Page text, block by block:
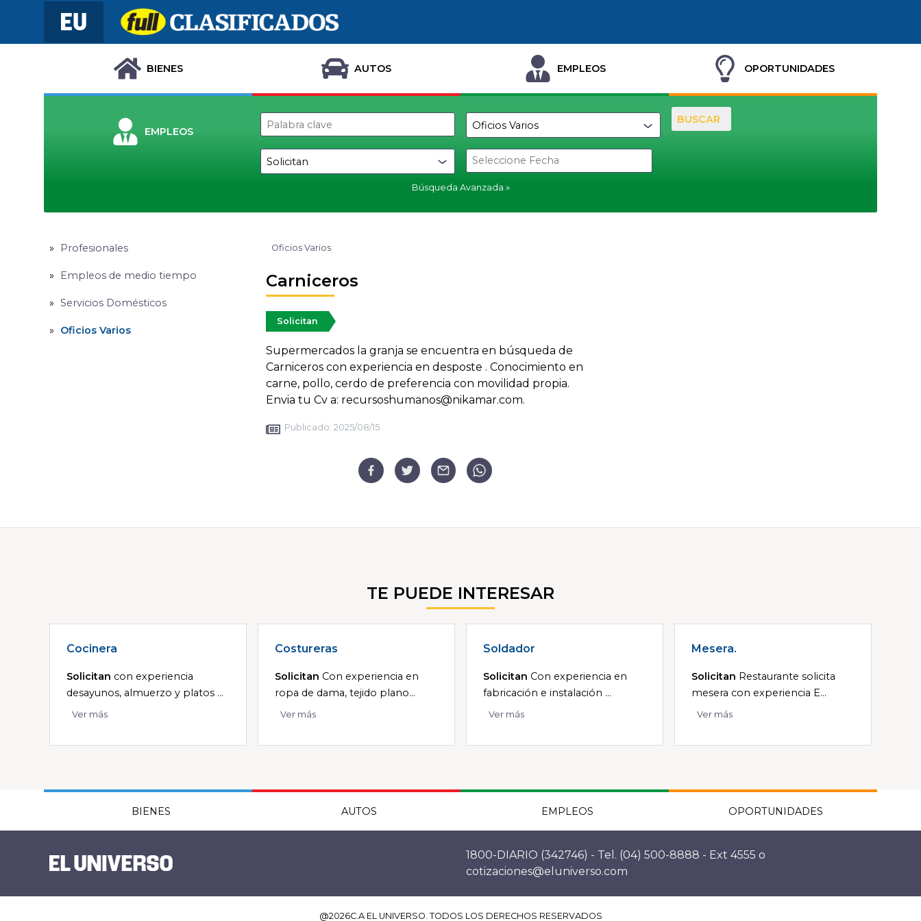
BIENES AUTOS EMPLEOS OPORTUNIDADES
EMPLEOS
Búsqueda Avanzada
BUSCAR
Profesionales
Empleos de medio tiempo
Servicios Domésticos
Oficios Varios
Oficios Varios
Carniceros
Solicitan
Supermercados la granja se encuentra en búsqueda de
Carniceros con experiencia en desposte . Conocimiento en
carne, pollo, cerdo de preferencia con movilidad propia.
Envia tu Cv a: recursoshumanos@nikamar.com.
Publicado: 2025/08/15
TE PUEDE INTERESAR
Cocinera
Solicitan con experiencia
desayunos, almuerzo y platos ...
Ver más
Costureras
Solicitan Con experiencia en
ropa de dama, tejido plano...
Ver más
Soldador
Solicitan Con experiencia en
fabricación e instalación ...
Ver más
Mesera.
Solicitan Restaurante solicita
mesera con experiencia E...
Ver más
BIENES AUTOS EMPLEOS OPORTUNIDADES
1800-DIARIO (342746) - Tel. (04) 500-8888 - Ext 4555 o
cotizaciones@eluniverso.com
@2026C.A EL UNIVERSO. TODOS LOS DERECHOS RESERVADOS